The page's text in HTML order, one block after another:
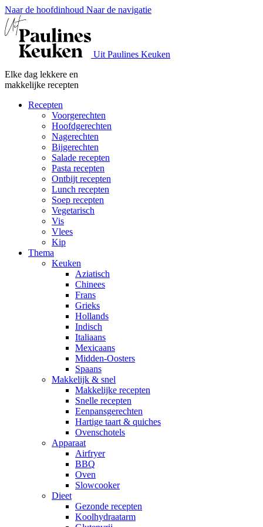
Naar de hoofdinhoud Naar de navigatie
Uit Paulines Keuken
Elke dag lekkere en
makkelijke recepten
Recepten
Voorgerechten
Hoofdgerechten
Nagerechten
Bijgerechten
Salade recepten
Pasta recepten
Ontbijt recepten
Lunch recepten
Soep recepten
Vegetarisch
Vis
Vlees
Kip
Thema
Keuken
Aziatisch
Chinees
Frans
Grieks
Hollands
Indisch
Italiaans
Mexicaans
Midden-Oosters
Spaans
Makkelijk & snel
Makkelijke recepten
Snelle recepten
Eenpansgerechten
Hartige taart & quiches
Ovenschotels
Apparaat
Airfryer
BBQ
Oven
Slowcooker
Dieet
Gezonde recepten
Koolhydraatarm